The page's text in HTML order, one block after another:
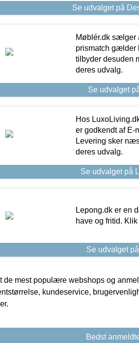
Se udvalget på
Møblér.dk sælger
prismatch gælder
tilbyder desuden
deres udvalg.
Se udvalget
Hos
er godkendt af E-
Levering sker
deres udvalg.
Se udvalget på
Lepong.dk er en
have og fritid.
Se udvalget
de mest populære webshops og
kundeservice,
Bedst